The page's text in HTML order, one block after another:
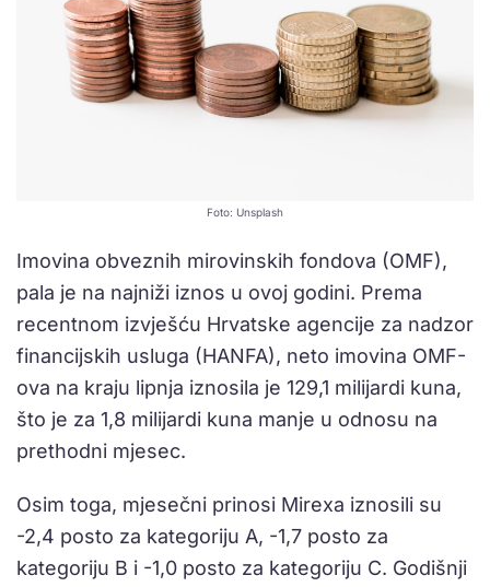
Foto: Unsplash
Imovina obveznih mirovinskih fondova (OMF),
pala je na najniži iznos u ovoj godini. Prema
recentnom izvješću Hrvatske agencije za nadzor
financijskih usluga (HANFA), neto imovina OMF-
ova na kraju lipnja iznosila je 129,1 milijardi kuna,
što je za 1,8 milijardi kuna manje u odnosu na
prethodni mjesec.
Osim toga, mjesečni prinosi Mirexa iznosili su
-2,4 posto za kategoriju A, -1,7 posto za
kategoriju B i -1,0 posto za kategoriju C. Godišnji